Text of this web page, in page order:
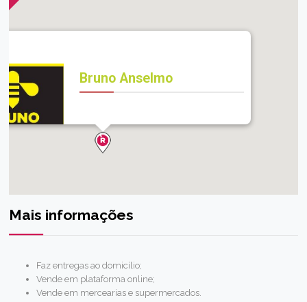
Bruno Anselmo
Mais informações
Faz entregas ao domicílio;
Vende em plataforma online;
Vende em mercearias e supermercados.